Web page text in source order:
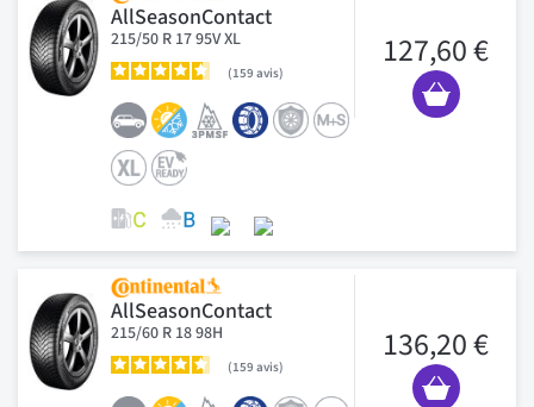
AllSeasonContact
215/50 R 17 95V XL
159 avis
127,60 €
AllSeasonContact
215/60 R 18 98H
159 avis
136,20 €